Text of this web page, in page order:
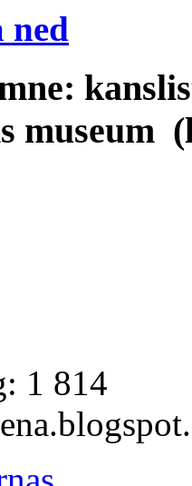
ned
museum
1 814